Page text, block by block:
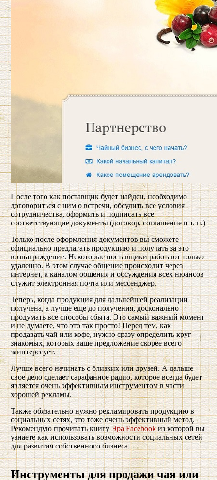
После того как поставщик будет найден, необходимо
договориться с ним о встречи, обсудить все условия
сотрудничества, оформить и подписать все
соответствующие документы (договор, соглашение и т. п.)
Только после оформления документов вы сможете
официально предлагать продукцию и получать за это
вознаграждение. Некоторые поставщики работают только
удаленно. В этом случае общение происходит через
интернет, а каналом общения и обсуждения всех нюансов
служит электронная почта или мессенджер.
Теперь, когда продукция для дальнейшей реализации
получена, а лучше еще до получения, досконально
продумать все способы сбыта. Это самый важный момент
и не думаете, что это так просто! Перед тем, как
продавать чай или кофе, нужно сразу определить круг
знакомых, которых ваше предложение скорее всего
заинтересует.
Лучше всего начинать с близких или друзей. А дальше
свое дело сделает сарафанное радио, которое всегда будет
является очень эффективным инструментом в части
хорошей рекламы.
Также обязательно нужно рекламировать продукцию в
социальных сетях, это тоже очень эффективный метод.
Рекомендую прочитать книгуЭра Facebookиз которой вы
узнаете как использовать возможности социальных сетей
для развития собственного бизнеса.
Инструменты для продажи чая или